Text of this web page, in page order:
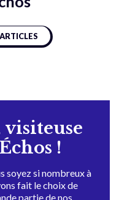
visiteuse
!
soyez si nombreux à
fait le choix de
partie de nos